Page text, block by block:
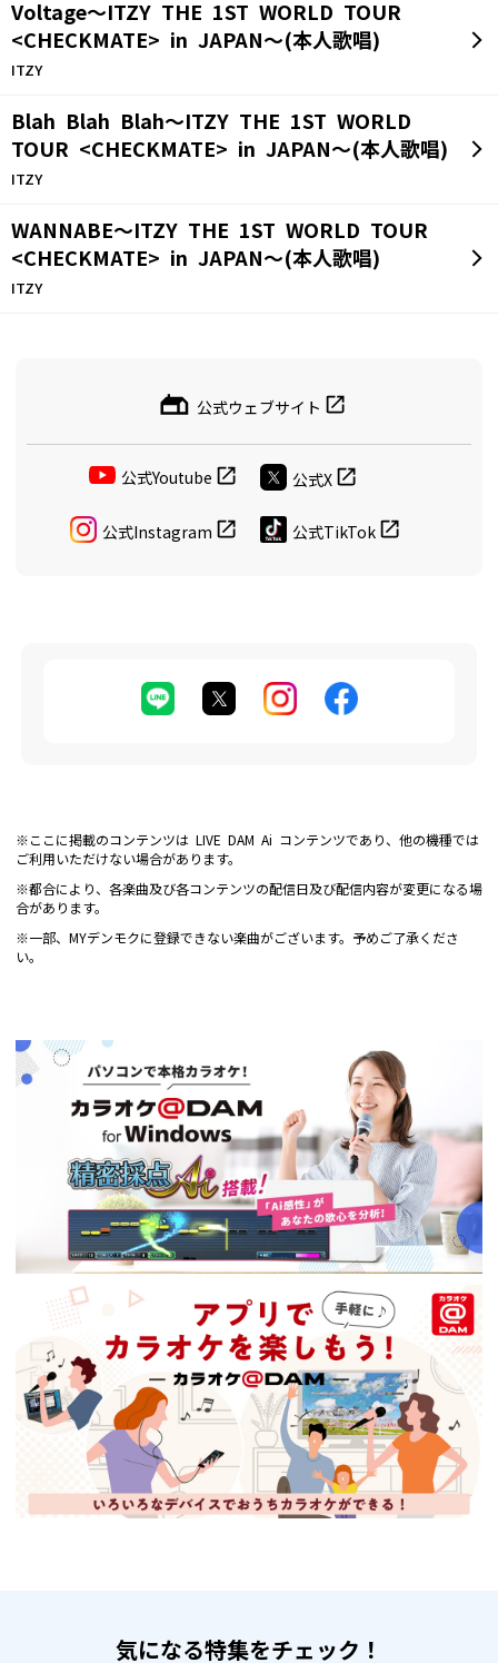
Voltage～ITZY THE 1ST WORLD TOUR
<CHECKMATE> in JAPAN～(本人歌唱)
ITZY
Blah Blah Blah～ITZY THE 1ST WORLD
TOUR <CHECKMATE> in JAPAN～(本人歌唱)
ITZY
WANNABE～ITZY THE 1ST WORLD TOUR
<CHECKMATE> in JAPAN～(本人歌唱)
ITZY
公式ウェブサイト
公式Youtube 公式X
公式Instagram 公式TikTok
※ここに掲載のコンテンツは LIVE DAM Ai コンテンツであり、他の機種では
ご利用いただけない場合があります。
※都合により、各楽曲及び各コンテンツの配信日及び配信内容が変更になる場
合があります。
※一部、MYデンモクに登録できない楽曲がございます。予めご了承くださ
い。
気になる特集をチェック！